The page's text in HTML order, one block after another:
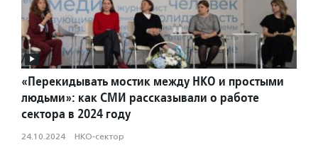
«Перекидывать мостик между НКО и простыми
людьми»: как СМИ рассказывали о работе
сектора в 2024 году
24.10.2024 · НКО-сектор